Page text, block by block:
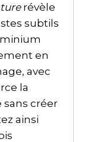
révèle
subtils
en
avec
la
sans créer
ainsi